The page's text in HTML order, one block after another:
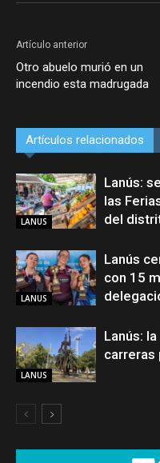
Artículo anterior
Otro abuelo murió en un
incendio esta madrugada
Artículos relacionados
LANUS
Lanús:
las
del
LANUS
Lanús
con 15
LANUS
Lanús:
carreras